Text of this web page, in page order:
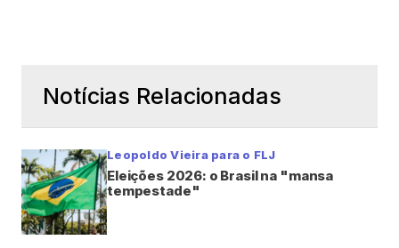
Notícias Relacionadas
Leopoldo Vieira para o FLJ
Eleições 2026: o Brasil na "mansa
tempestade"